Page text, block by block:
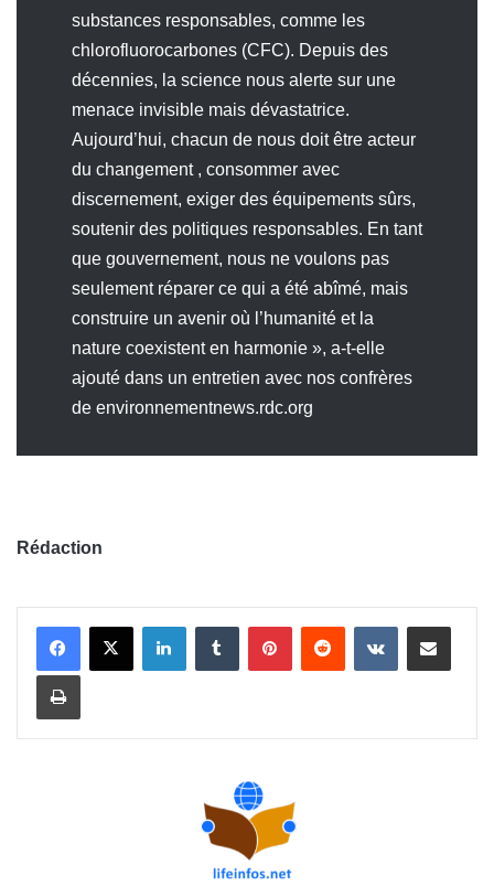
substances responsables, comme les
chlorofluorocarbones (CFC). Depuis des
décennies, la science nous alerte sur une
menace invisible mais dévastatrice.
Aujourd’hui, chacun de nous doit être acteur
du changement , consommer avec
discernement, exiger des équipements sûrs,
soutenir des politiques responsables. En tant
que gouvernement, nous ne voulons pas
seulement réparer ce qui a été abîmé, mais
construire un avenir où l’humanité et la
nature coexistent en harmonie », a-t-elle
ajouté dans un entretien avec nos confrères
de environnementnews.rdc.org
Rédaction